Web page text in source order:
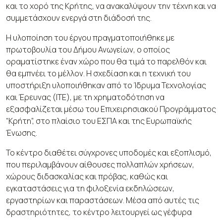
και το χορό της Κρήτης, να ανακαλύψουν την τέχνη και να
συμμετάσχουν ενεργά στη διάδοσή της.
Η υλοποίηση του έργου πραγματοποιήθηκε με
πρωτοβουλία του Δήμου Ανωγείων, ο οποίος
οραματίστηκε έναν χώρο που θα τιμά το παρελθόν και
θα εμπνέει το μέλλον. Η σχεδίαση και η τεχνική του
υποστήριξη υλοποιήθηκαν από το Ίδρυμα Τεχνολογίας
και Έρευνας (ΙΤΕ), με τη χρηματοδότηση να
εξασφαλίζεται μέσω του Επιχειρησιακού Προγράμματος
“Κρήτη”, στο πλαίσιο του ΕΣΠΑ και της Ευρωπαϊκής
Ένωσης.
Το κέντρο διαθέτει σύγχρονες υποδομές και εξοπλισμό,
που περιλαμβάνουν αίθουσες πολλαπλών χρήσεων,
χώρους διδασκαλίας και πρόβας, καθώς και
εγκαταστάσεις για τη φιλοξενία εκδηλώσεων,
εργαστηρίων και παραστάσεων. Μέσα από αυτές τις
δραστηριότητες, το κέντρο λειτουργεί ως γέφυρα